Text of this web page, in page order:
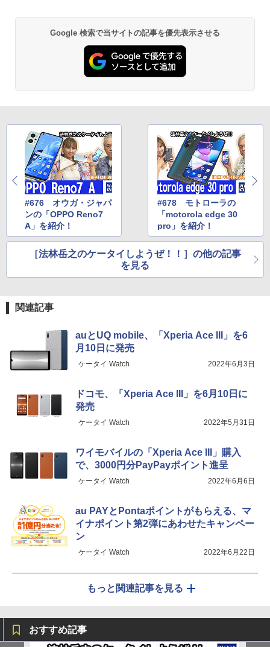
Google 検索で当サイトの記事を優先表示させる
#676 オウガ・ジャパ
ンの「OPPO Reno7
A」を紹介！
#678 モトローラの
「motorola edge 30
pro」を紹介！
［法林岳之のケータイしようぜ！！］の他の記事
を見る
関連記事
auとUQ mobile、「Xperia Ace III」を6
月10日に発売
ケータイ Watch 2022年6月3日
ドコモ、「Xperia Ace III」を6月10日に
発売
ケータイ Watch 2022年5月31日
ワイモバイルの「Xperia Ace III」購入
で、3000円分PayPayポイント進呈
ケータイ Watch 2022年6月6日
au PAYとPontaポイントがもらえる、マ
イナポイント第2弾にあわせたキャンペー
ン
ケータイ Watch 2022年6月22日
もっと関連記事を見る
おすすめ記事